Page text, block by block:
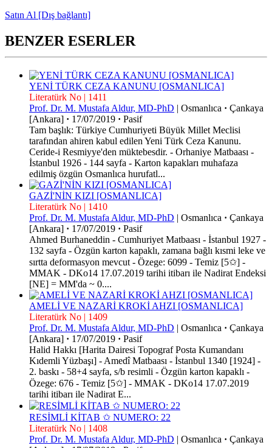
Satın Al [Dış bağlantı]
BENZER ESERLER
YENİ TÜRK CEZA KANUNU [OSMANLICA]
Literatürk No | 1411
Prof. Dr. M. Mustafa Aldur, MD-PhD | Osmanlıca · Çankaya
[Ankara] · 17/07/2019 · Pasif
Tam başlık: Türkiye Cumhuriyeti Büyük Millet Meclisi
tarafından ahiren kabul edilen Yeni Türk Ceza Kanunu.
Ceride-i Resmiyye'den müktebesdir. - Orhaniye Matbaası -
İstanbul 1926 - 144 sayfa - Karton kapakları muhafaza
edilmiş özgün Osmanlıca hurufatl...
GAZİ'NİN KIZI [OSMANLICA]
Literatürk No | 1410
Prof. Dr. M. Mustafa Aldur, MD-PhD | Osmanlıca · Çankaya
[Ankara] · 17/07/2019 · Pasif
Ahmed Burhaneddin - Cumhuriyet Matbaası - İstanbul 1927 -
132 sayfa - Özgün karton kapaklı, zamana bağlı kısmi leke ve
sırtta deformasyon mevcut - Özege: 6099 - Temiz [5✩] -
MMAK - DKo14 17.07.2019 tarihi itibarı ile Nadirat Endeksi
[NE] = MM'da ~ 0....
AMELİ VE NAZARİ KROKİ AHZI [OSMANLICA]
Literatürk No | 1409
Prof. Dr. M. Mustafa Aldur, MD-PhD | Osmanlıca · Çankaya
[Ankara] · 17/07/2019 · Pasif
Halid Hakkı [Harita Dairesi Topograf Posta Kumandanı
Kıdemli Yüzbaşı] - Amedî Matbaası - İstanbul 1340 [1924] -
2. baskı - 58+4 sayfa, s/b resimli - Özgün karton kapaklı -
Özege: 676 - Temiz [5✩] - MMAK - DKo14 17.07.2019
tarihi itibarı ile Nadirat E...
RESİMLİ KİTAB ✩ NUMERO: 22
Literatürk No | 1408
Prof. Dr. M. Mustafa Aldur, MD-PhD | Osmanlıca · Çankaya